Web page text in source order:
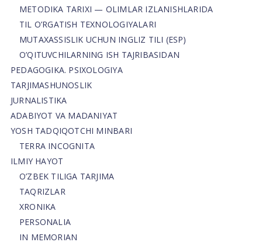
METODIKA TARIXI — OLIMLAR IZLANISHLARIDA
TIL O’RGATISH TEXNOLOGIYALARI
MUTAXASSISLIK UCHUN INGLIZ TILI (ESP)
O’QITUVCHILARNING ISH TAJRIBASIDAN
PEDAGOGIKA. PSIXOLOGIYA
TARJIMASHUNOSLIK
JURNALISTIKA
ADABIYOT VA MADANIYAT
YOSH TADQIQOTCHI MINBARI
TERRA INCOGNITA
ILMIY HAYOT
O’ZBEK TILIGA TARJIMA
TAQRIZLAR
XRONIKA
PERSONALIA
IN MEMORIAN